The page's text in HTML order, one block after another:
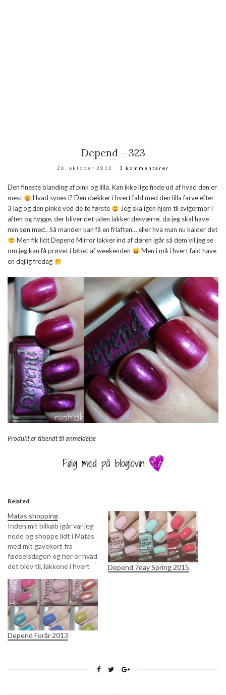
Depend – 323
26. oktober 2012 3 kommentarer
Den fineste blanding af pink og lilla. Kan ikke lige finde ud af hvad den er
mest
Hvad synes i? Den dækker i hvert fald med den lilla farve efter
3 lag og den pinke ved de to første
Jeg ska igen hjem til svigermor i
aften og hygge, der bliver det uden lakker desværre, da jeg skal have
min søn med.. Så manden kan få en friaften… eller hva man nu kalder det
Men fik lidt Depend Mirror lakker ind af døren igår så dem vil jeg se
om jeg kan få prøvet i løbet af weekenden
Men i må i hvert fald have
en dejlig fredag
Produkt er tilsendt til anmeldelse
Related
Matas shopping
Inden mit bilkøb igår var jeg
nede og shoppe lidt i Matas
med mit gavekort fra
fødselsdagen og her er hvad
det blev til, lakkene i hvert
andet ;)Volcanic Red
09Billedet får den til at se
lidt flad postkasserød ud,
men det er den absolut…
Depend 7day Spring 2015
Depend Forår 2013